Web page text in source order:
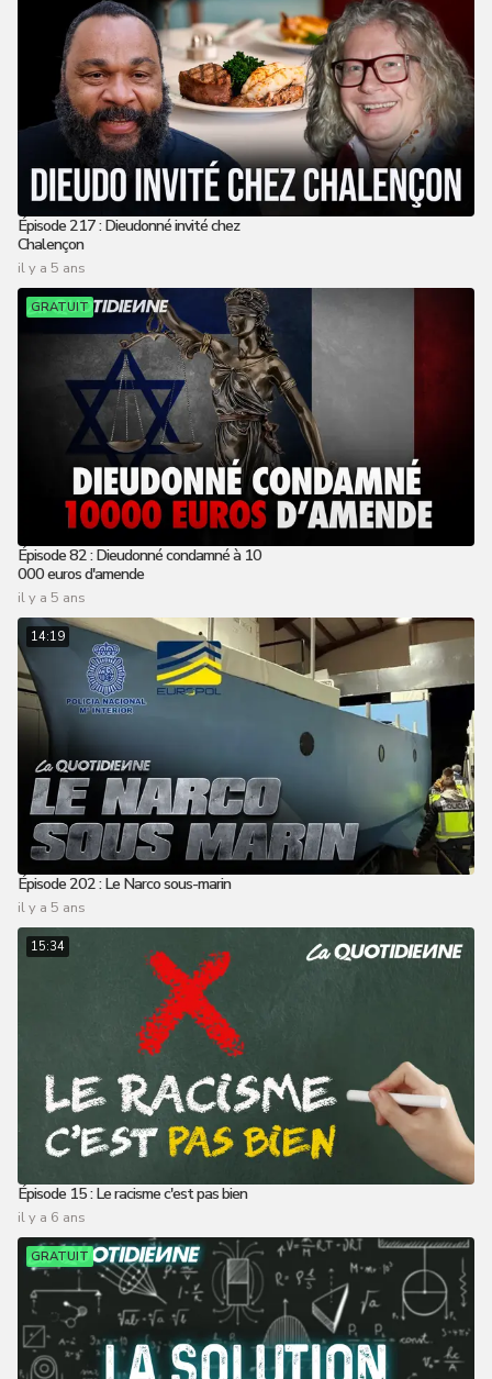
Épisode 217 : Dieudonné invité chez
Chalençon
il y a 5 ans
GRATUIT
Épisode 82 : Dieudonné condamné à 10
000 euros d'amende
il y a 5 ans
14:19
Épisode 202 : Le Narco sous-marin
il y a 5 ans
15:34
Épisode 15 : Le racisme c'est pas bien
il y a 6 ans
GRATUIT